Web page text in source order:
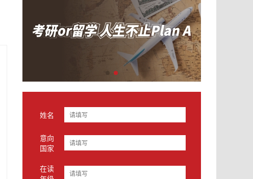
姓名
意向
国家
在读